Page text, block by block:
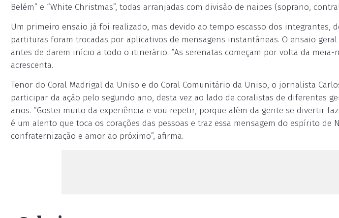
Belém” e “White Christmas”, todas arranjadas com divisão de naipes (soprano,
Um primeiro ensaio já foi realizado, mas devido ao tempo escasso dos integrantes,
partituras foram trocadas por aplicativos de mensagens instantâneas. O ensaio
antes de darem início a todo o itinerário. “As serenatas começam por volta da meia-
acrescenta.
Tenor do Coral Madrigal da Uniso e do Coral Comunitário da Uniso, o jornalista
participar da ação pelo segundo ano, desta vez ao lado de coralistas de diferentes
anos. “Gostei muito da experiência e vou repetir, porque além da gente se divertir
é um alento que toca os corações das pessoas e traz essa mensagem do espírito de
confraternização e amor ao próximo”, afirma.